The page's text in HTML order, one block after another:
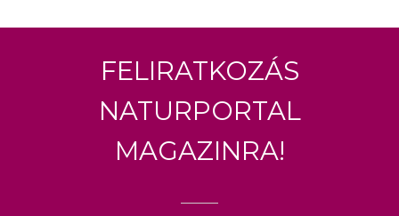
Feliratkozás
Naturportal
Magazinra!